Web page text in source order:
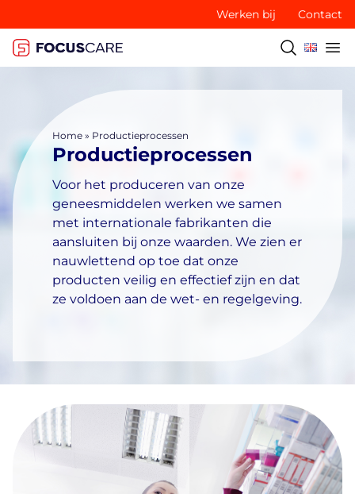
Werken bij Contact
Home » Productieprocessen
Productieprocessen
Voor het produceren van onze
geneesmiddelen werken we samen
met internationale fabrikanten die
aansluiten bij onze waarden. We zien er
nauwlettend op toe dat onze
producten veilig en effectief zijn en dat
ze voldoen aan de wet- en regelgeving.